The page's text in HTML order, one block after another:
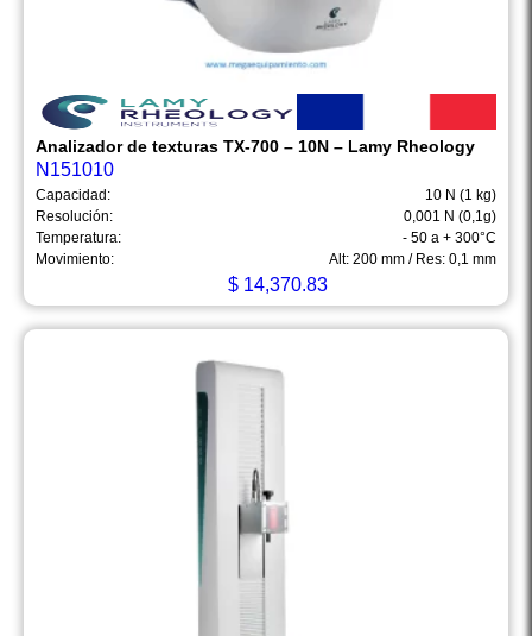
Analizador de texturas TX-700 – 10N – Lamy Rheology
N151010
Capacidad:
10 N (1 kg)
Resolución:
0,001 N (0,1g)
Temperatura:
- 50 a + 300°C
Movimiento:
Alt: 200 mm / Res: 0,1 mm
$ 14,370.83